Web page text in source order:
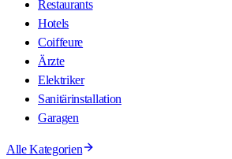
Restaurants
Hotels
Coiffeure
Ärzte
Elektriker
Sanitärinstallation
Garagen
Alle Kategorien